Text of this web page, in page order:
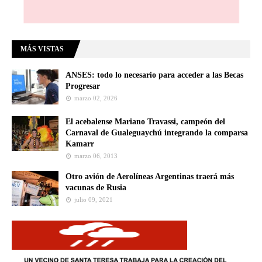
MÁS VISTAS
ANSES: todo lo necesario para acceder a las Becas
Progresar
marzo 02, 2026
El acebalense Mariano Travassi, campeón del
Carnaval de Gualeguaychú integrando la comparsa
Kamarr
marzo 06, 2013
Otro avión de Aerolíneas Argentinas traerá más
vacunas de Rusia
julio 09, 2021